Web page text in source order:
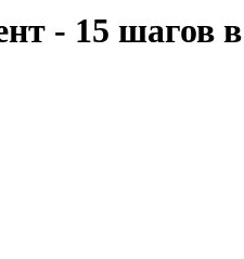
- 15 шагов